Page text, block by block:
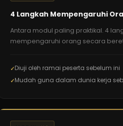
4 Langkah Mempengaruhi
Antara modul paling praktikal. 4
mempengaruhi orang secara
Diuji oleh ramai peserta sebelum ini
Mudah guna dalam dunia kerja